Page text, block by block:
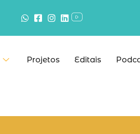
Projetos Editais